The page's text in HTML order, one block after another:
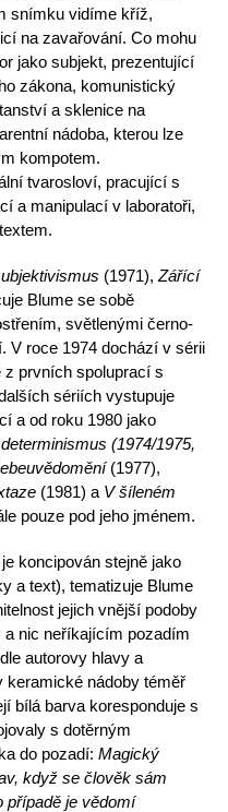
snímku vidíme kříž,
na zavařování. Co mohu
jako subjekt, prezentující
zákona, komunistický
a sklenice na
nádoba, kterou lze
kompotem.
tvarosloví, pra­cující s
a manipulací v laboratoři,
(1971), Zářící
Blume se sobě
světlenými černo-
V roce 1974 dochází v sérii
z prvních spolu­prací s
sériích vystupuje
a od roku 1980 jako
(1974/1975,
(1977),
(1981) a V šíleném
pouze pod jeho jménem.
koncipován stejně jako
a text), tematizuje Blume
jejich vnější podoby
nic neříkajícím pozadím
autorovy hlavy a
keramické nádoby téměř
bílá barva koresponduje s
s dotěrným
do pozadí: Magický
když se člověk sám
případě je vědomí